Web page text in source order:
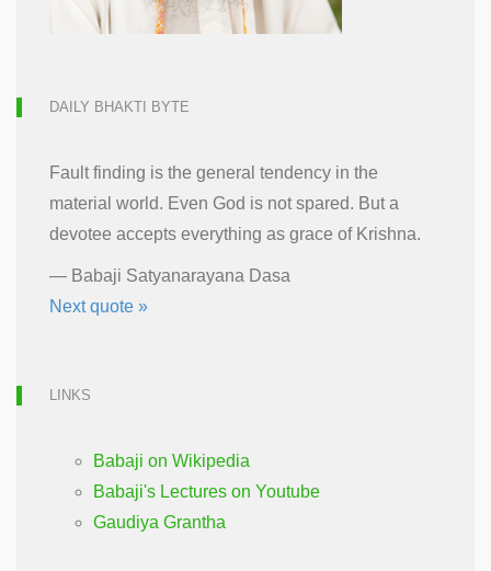
DAILY BHAKTI BYTE
Fault finding is the general tendency in the
material world. Even God is not spared. But a
devotee accepts everything as grace of Krishna.
— Babaji Satyanarayana Dasa
Next quote »
LINKS
Babaji on Wikipedia
Babaji's Lectures on Youtube
Gaudiya Grantha